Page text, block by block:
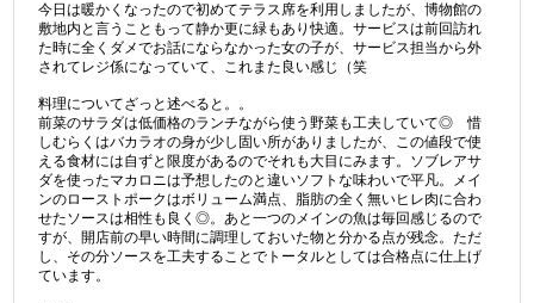
今日は暖かくなったので初めてテラス席を利用しましたが、博物館の
敷地内と言うこともって静か更に緑もあり快適。サービスは前回訪れ
た時に全くダメでお話にならなかった女の子が、サービス担当から外
されてレジ係になっていて、これまた良い感じ（笑
料理についてざっと述べると。。
前菜のサラダは低価格のランチながら使う野菜も工夫していて◎ 惜
しむらくはバカラオの身が少し固い所がありましたが、この値段で使
える食材には自ずと限度があるのでそれも大目にみます。ソブレアサ
ダを使ったマカロニは予想したのと違いソフトな味わいで平凡。メイ
ンのローストポークはボリューム満点、脂肪の全く無いヒレ肉に合わ
せたソースは相性も良く◎。あと一つのメインの魚は毎回感じるので
すが、開店前の早い時間に調理しておいた物と分かる点が残念。ただ
し、その分ソースを工夫することでトータルとしては合格点に仕上げ
ています。